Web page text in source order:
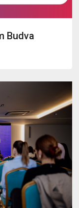
Budva